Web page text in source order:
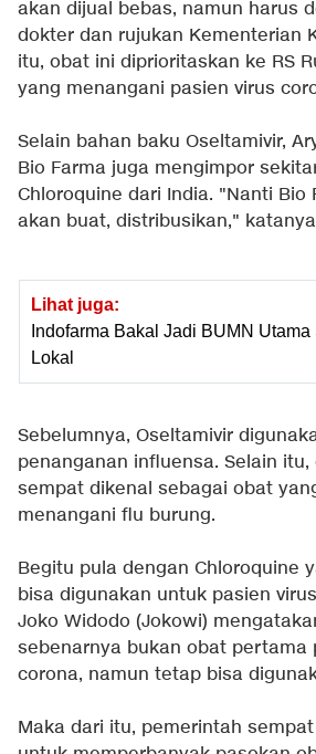
akan dijual bebas, namun harus
dokter dan rujukan Kementerian
itu, obat ini diprioritaskan ke RS
yang menangani pasien virus
Selain bahan baku Oseltamivir,
Bio Farma juga mengimpor
Chloroquine dari India. "Nanti Bio
akan buat, distribusikan,"
Lihat juga:
Indofarma Bakal Jadi BUMN
Lokal
Sebelumnya, Oseltamivir
penanganan influensa. Selain
sempat dikenal sebagai obat
menangani flu burung.
Begitu pula dengan Chloroquine
bisa digunakan untuk pasien
Joko Widodo (Jokowi)
sebenarnya bukan obat pertama
corona, namun tetap bisa
Maka dari itu, pemerintah